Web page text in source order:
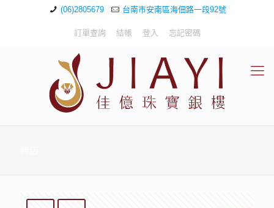
(06)2805679 台南市安南區海佃路一段92號
訂單查詢 結帳 登入 忘記密碼